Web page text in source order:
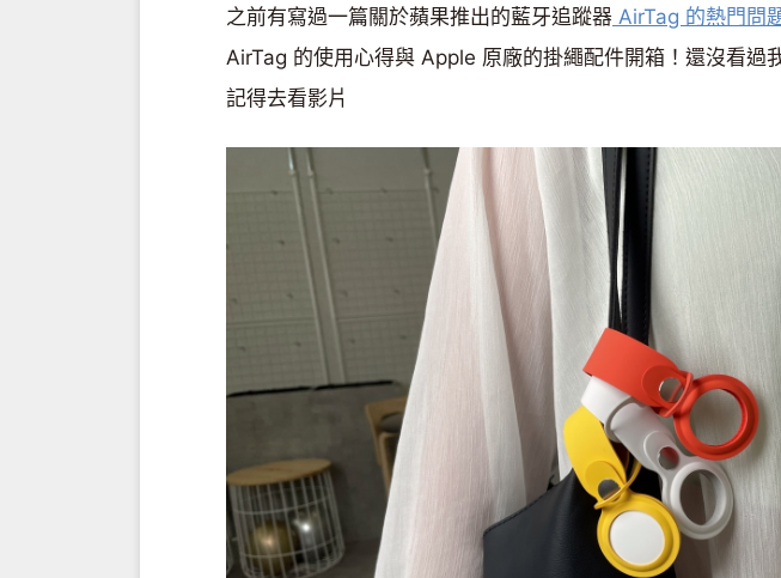
之前有寫過一篇關於蘋果推出的藍牙追蹤器 AirTag 的熱門問
AirTag 的使用心得與 Apple 原廠的掛繩配件開箱！還沒看過
記得去看影片